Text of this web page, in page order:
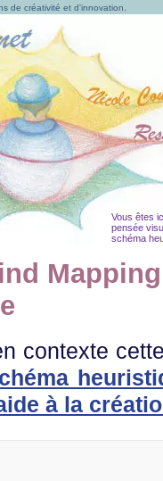
de créativité et d'innovation.
Vous êtes
pensée
schéma
contexte
à la